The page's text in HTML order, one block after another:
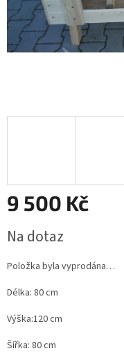
9 500 Kč
cena:
Na dotaz
Položka byla vyprodána…
Délka: 80 cm
Výška:120 cm
Šířka: 80 cm